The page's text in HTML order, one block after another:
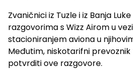
Zvaničnici iz Tuzle i iz Banja
razgovorima s Wizz Airom u
stacioniranjem aviona u
Međutim, niskotarifni
potvrditi ove razgovore.